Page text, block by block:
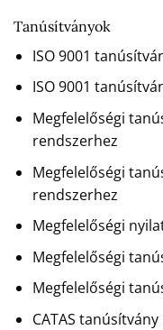
Tanúsítványok
ISO 9001
ISO 9001
Megfelelőségi
rendszerhez
Megfelelőségi
rendszerhez
Megfelelőségi
Megfelelőségi
Megfelelőségi
CATAS